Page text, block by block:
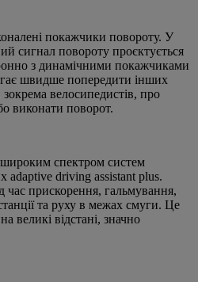
покажчики повороту. У
сигнал повороту проєктується
з динамічними покажчиками
швидше попередити інших
велосипедистів, про
виконати поворот.
спектром систем
adaptive driving assistant plus.
час прискорення, гальмування,
та руху в межах смуги. Це
великі відстані, значно